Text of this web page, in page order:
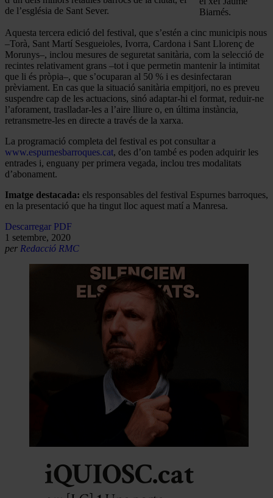
de l’església de Sant Sever.
Biarnés.
Aquesta tercera edició del festival, que s’estén a cinc municipis nous
–Torà, Sant Martí Sesgueioles, Ivorra, Cardona i Sant Llorenç de
Morunys–, inclou mesures de seguretat sanitària, com la selecció de
recintes relativament grans –tot i que permetin mantenir la intimitat
que li és pròpia–, que s’ocuparan al 50 % i es desinfectaran
prèviament. En cas que la situació sanitària empitjori, no es preveu
suspendre cap de les actuacions, sinó adaptar-hi el format, reduir-ne
l’aforament, traslladar-les a l’aire lliure o, en última instància,
retransmetre-les en directe a través de la xarxa.
La programació completa del festival es pot consultar a
www.espurnesbarroques.cat, des d’on també es poden adquirir les
entrades i, enguany per primera vegada, inclou tres modalitats
d’abonament.
Imatge destacada: els responsables del festival Espurnes barroques,
en la presentació que ha tingut lloc aquest matí a Manresa.
Descarregar PDF
1 setembre, 2020
per Redacció RMC